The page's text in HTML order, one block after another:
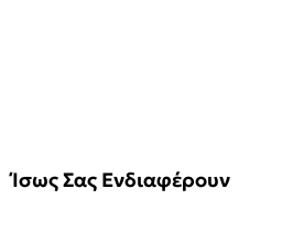
Ίσως Σας Ενδιαφέρουν